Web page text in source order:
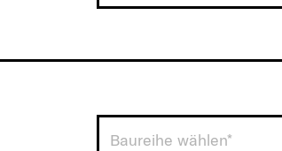
Baureihe wählen*